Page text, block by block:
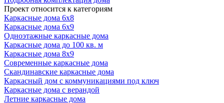
Проект относится к категориям
Каркасные дома 6х8
Каркасные дома 6х9
Одноэтажные каркасные дома
Каркасные дома до 100 кв. м
Каркасные дома 8х9
Современные каркасные дома
Скандинавские каркасные дома
Каркасный дом с коммуникациями под ключ
Каркасные дома с верандой
Летние каркасные дома